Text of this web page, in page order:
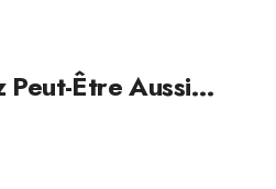
Peut-Être Aussi…